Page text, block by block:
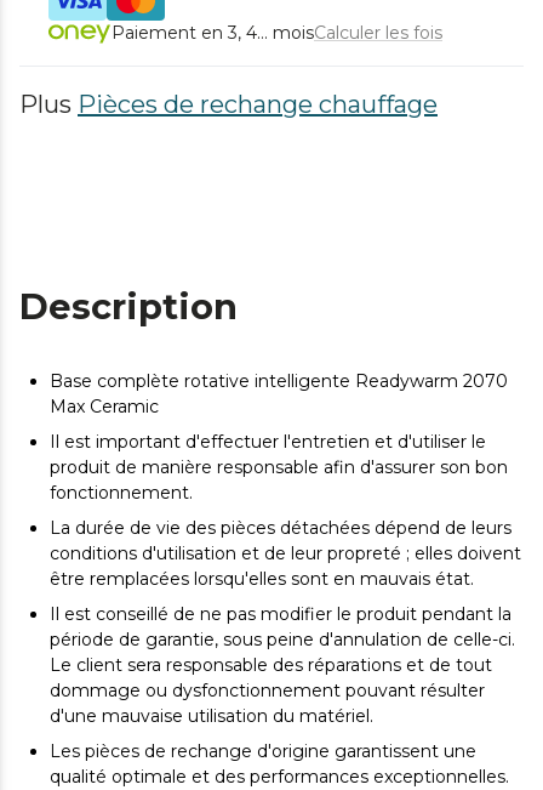
Paiement en 3, 4... moisCalculer les fois
Plus Pièces de rechange chauffage
Description
Base complète rotative intelligente Readywarm 2070
Max Ceramic
Il est important d'effectuer l'entretien et d'utiliser le
produit de manière responsable afin d'assurer son bon
fonctionnement.
La durée de vie des pièces détachées dépend de leurs
conditions d'utilisation et de leur propreté ; elles doivent
être remplacées lorsqu'elles sont en mauvais état.
Il est conseillé de ne pas modifier le produit pendant la
période de garantie, sous peine d'annulation de celle-ci.
Le client sera responsable des réparations et de tout
dommage ou dysfonctionnement pouvant résulter
d'une mauvaise utilisation du matériel.
Les pièces de rechange d'origine garantissent une
qualité optimale et des performances exceptionnelles.